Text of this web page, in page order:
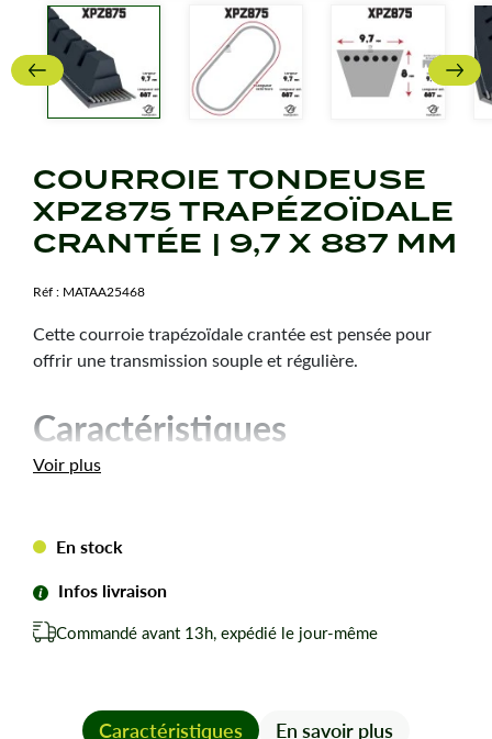
COURROIE TONDEUSE
XPZ875 TRAPÉZOÏDALE
CRANTÉE | 9,7 X 887 MM
Réf : MATAA25468
Cette courroie trapézoïdale crantée est pensée pour
offrir une transmission souple et régulière.
Caractéristiques
techniques
Hauteur courroie :
Forme de courroie :
en place sur les poulies.
Voir plus
En stock
Infos livraison
Commandé avant 13h, expédié le jour-même
Caractéristiques
En savoir plus